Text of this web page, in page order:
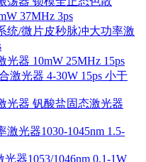
37MHz 3ps
统/微片皮秒脉冲大功率激
光器 10mW 25MHz 15ps
激光器 4-30W 15ps 小于
光器 钒酸盐固态激光器
光器1030-1045nm 1.5-
器1053/1046nm 0.1-1W